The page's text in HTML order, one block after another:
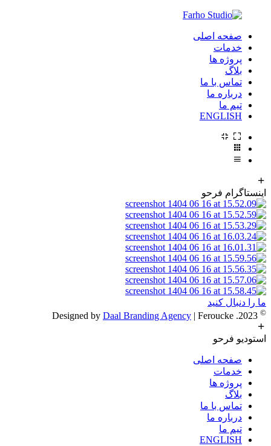
صفحه اصلی
خدمات
پروژه ها
بلاگ
تماس با ما
درباره ما
تیم ما
ENGLISH
اینستاگرام فرحو
ما را دنبال کنید
©
Daal Branding Agency | Feroucke
استودیو فرحو
صفحه اصلی
خدمات
پروژه ها
بلاگ
تماس با ما
درباره ما
تیم ما
ENGLISH